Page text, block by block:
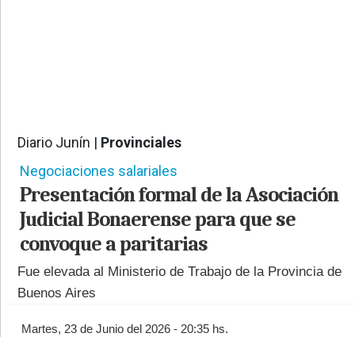
Diario Junín | Provinciales
Negociaciones salariales
Presentación formal de la Asociación
Judicial Bonaerense para que se
convoque a paritarias
Fue elevada al Ministerio de Trabajo de la Provincia de
Buenos Aires
Martes, 23 de Junio del 2026 - 20:35 hs.